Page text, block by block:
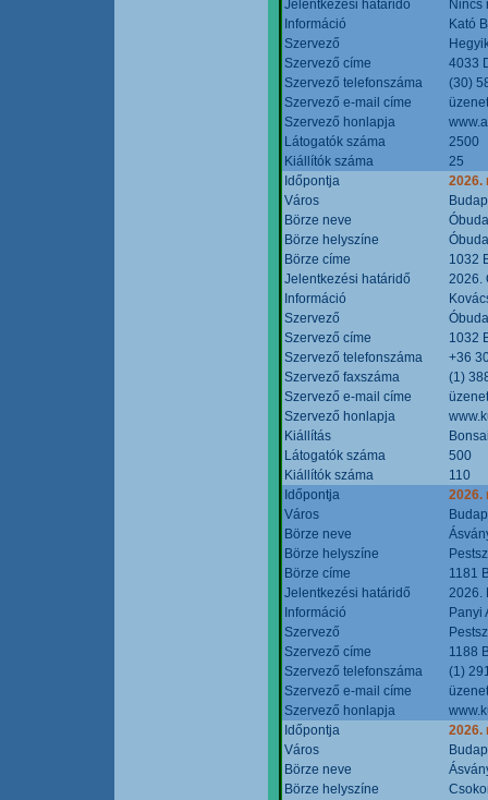
Jelentkezési határidő
Nincs
Információ
Kató
Szervező
Szervező címe
4033
Szervező telefonszáma
(30)
Szervező e-mail címe
Szervező honlapja
Látogatók száma
2500
Kiállítók száma
25
Időpontja
2026.
Város
Börze neve
Börze helyszíne
Börze címe
1032
Jelentkezési határidő
2026.
Információ
Szervező
Szervező címe
1032
Szervező telefonszáma
+36
Szervező faxszáma
(1)
Szervező e-mail címe
Szervező honlapja
Kiállítás
Látogatók száma
500
Kiállítók száma
110
Időpontja
2026.
Város
Börze neve
Börze helyszíne
Börze címe
1181
Jelentkezési határidő
2026.
Információ
Panyi
Szervező
Szervező címe
1188
Szervező telefonszáma
(1)
Szervező e-mail címe
Szervező honlapja
Időpontja
2026.
Város
Börze neve
Börze helyszíne